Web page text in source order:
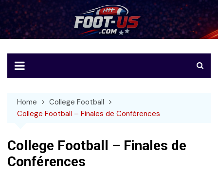
to
content
Foot-US
Le football américain en français
Home
College Football
College Football – Finales de Conférences
College Football – Finales de
Conférences